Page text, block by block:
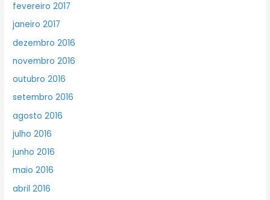
fevereiro 2017
janeiro 2017
dezembro 2016
novembro 2016
outubro 2016
setembro 2016
agosto 2016
julho 2016
junho 2016
maio 2016
abril 2016